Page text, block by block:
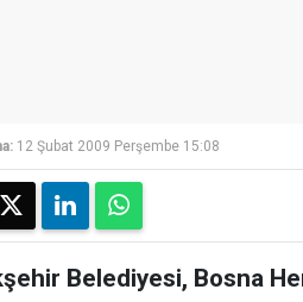
12 Şubat 2009 Perşembe 15:08
Belediyesi, Bosna